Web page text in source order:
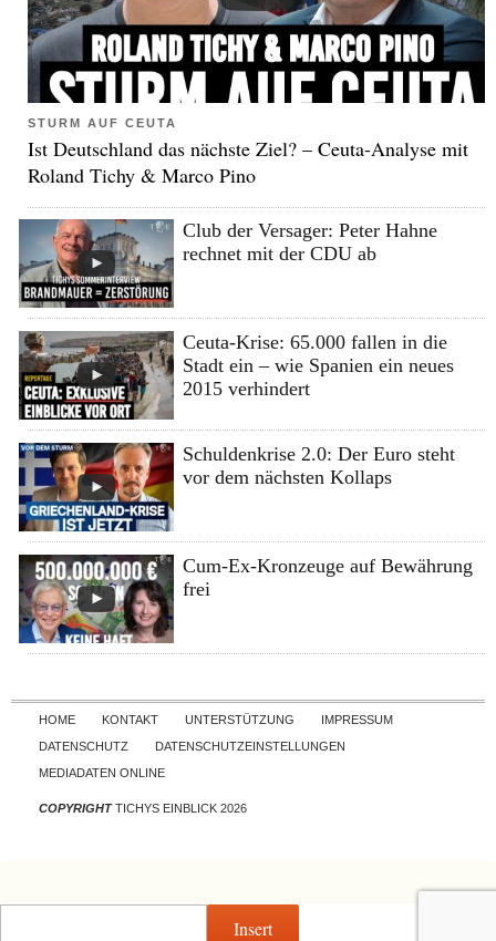
STURM AUF CEUTA
Ist Deutschland das nächste Ziel? – Ceuta-Analyse mit
Roland Tichy & Marco Pino
Club der Versager: Peter Hahne
rechnet mit der CDU ab
Ceuta-Krise: 65.000 fallen in die
Stadt ein – wie Spanien ein neues
2015 verhindert
Schuldenkrise 2.0: Der Euro steht
vor dem nächsten Kollaps
Cum-Ex-Kronzeuge auf Bewährung
frei
Skip to content
HOME KONTAKT UNTERSTÜTZUNG
IMPRESSUM
DATENSCHUTZ
DATENSCHUTZEINSTELLUNGEN
MEDIADATEN ONLINE
COPYRIGHTTICHYS EINBLICK 2026
Insert